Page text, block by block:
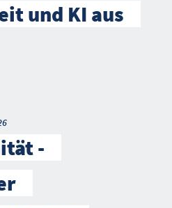
und KI aus
-